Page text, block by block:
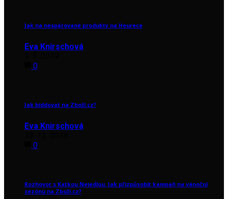
Jak na nespárované produkty na Heurece
Eva Knirschová
0
Jak biddovat na Zboží.cz?
Eva Knirschová
0
Rozhovor s Katkou Nejedlou. Jak přizpůsobit kampaň na vánoční
sezónu na Zboží.cz?